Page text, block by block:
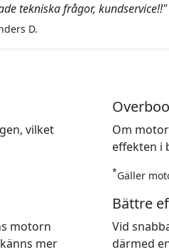
tekniska frågor, kundservice!!"
D.
vilket
Om
effekten i
*Gäller
motorn
mer
Bättre
Vid
därmed